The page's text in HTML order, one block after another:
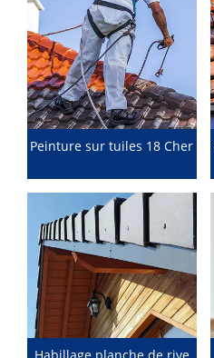
Peinture sur tuiles 18 Cher